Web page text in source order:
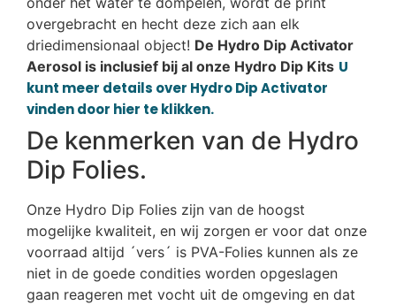
overgebracht en hecht deze zich aan elk
driedimensionaal object! De Hydro Dip Activator
Aerosol is inclusief bij al onze Hydro Dip Kits U
kunt meer details over Hydro Dip Activator
vinden door hier te klikken.
De kenmerken van de Hydro
Dip Folies.
Onze Hydro Dip Folies zijn van de hoogst
mogelijke kwaliteit, en wij zorgen er voor dat onze
voorraad altijd ´vers´ is PVA-Folies kunnen als ze
niet in de goede condities worden opgeslagen
gaan reageren met vocht uit de omgeving en dat